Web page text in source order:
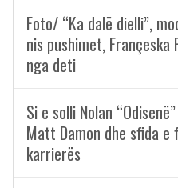
Foto/ “Ka dalë dielli”,
nis pushimet, Françeska
nga deti
Si e solli Nolan
Matt Damon dhe sfida
karrierës